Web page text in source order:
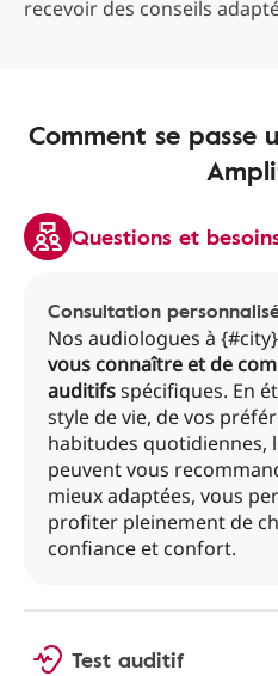
recevoir des conseils
Comment se
Questions et
Consultation
Nos audiologues à
vous connaître et de
auditifsspécifiques. En
style de vie, de vos
habitudes quotidiennes,
peuvent vous
mieux adaptées, vous
profiter pleinement de
confiance et confort.
Test auditif